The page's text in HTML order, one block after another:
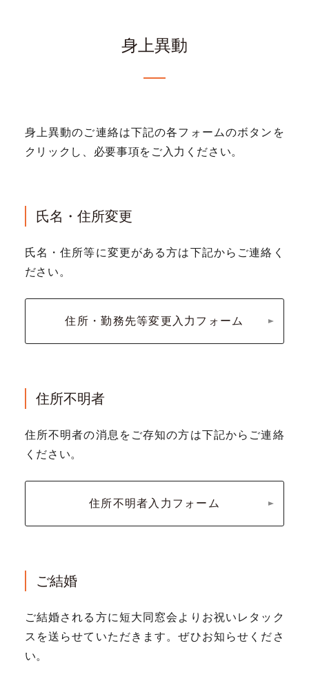
身上異動
身上異動のご連絡は下記の各フォームのボタンを
クリックし、必要事項をご入力ください。
氏名・住所変更
氏名・住所等に変更がある方は下記からご連絡く
ださい。
住所・勤務先等変更入力フォーム
住所不明者
住所不明者の消息をご存知の方は下記からご連絡
ください。
住所不明者入力フォーム
ご結婚
ご結婚される方に短大同窓会よりお祝いレタック
スを送らせていただきます。ぜひお知らせくださ
い。